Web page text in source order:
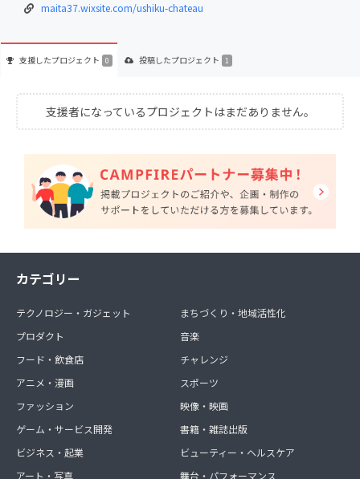
maita37.wixsite.com/ushiku-chateau
支援したプロジェクト 0 投稿したプロジェクト 1
支援者になっているプロジェクトはまだありません。
カテゴリー
テクノロジー・ガジェット
プロダクト
フード・飲食店
アニメ・漫画
ファッション
ゲーム・サービス開発
ビジネス・起業
アート・写真
まちづくり・地域活性化
音楽
チャレンジ
スポーツ
映像・映画
書籍・雑誌出版
ビューティー・ヘルスケア
舞台・パフォーマンス